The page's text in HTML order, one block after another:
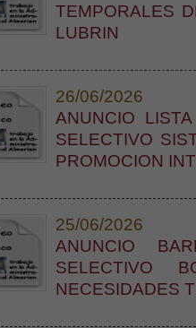
TEMPORALES
LUBRIN
26/06/2026
ANUNCIO
SELECTIVO
PROMOCION
25/06/2026
ANUNCIO
SELECTIVO
NECESIDADES